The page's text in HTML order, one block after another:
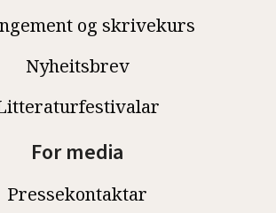
og skrivekurs
Nyheitsbrev
For media
Pressekontaktar